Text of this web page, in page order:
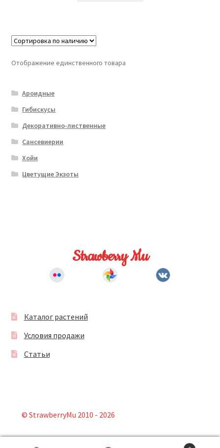
Отображение единственного товара
Ароидные
Гибискусы
Декоративно-лиственные
Сансевиерии
Хойи
Цветущие Экзоты
Strawberry Mu
Каталог растений
Условия продажи
Статьи
© StrawberryMu 2010 - 2026